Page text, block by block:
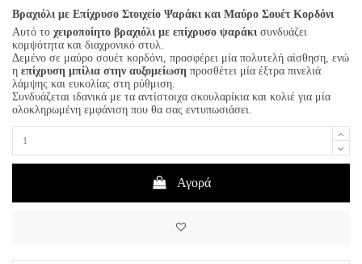
Βραχιόλι με Επίχρυσο Στοιχείο Ψαράκι και Μαύρο Σουέτ Κορδόνι
Αυτό το χειροποίητο βραχιόλι με επίχρυσο ψαράκισυνδυάζει
κομψότητα και διαχρονικό στυλ.
Δεμένο σε μαύρο σουέτ κορδόνι, προσφέρει μία πολυτελή αίσθηση, ενώ
η επίχρυση μπίλια στην αυξομείωση προσθέτει μία έξτρα πινελιά
λάμψης και ευκολίας στη ρύθμιση.
Συνδυάζεται ιδανικά με τα αντίστοιχα σκουλαρίκια και κολιέ για μία
ολοκληρωμένη εμφάνιση που θα σας εντυπωσιάσει.
Αγορά